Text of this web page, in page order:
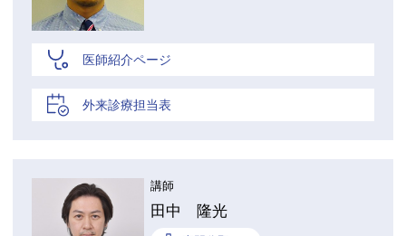
医師紹介ページ
外来診療担当表
講師
田中 隆光